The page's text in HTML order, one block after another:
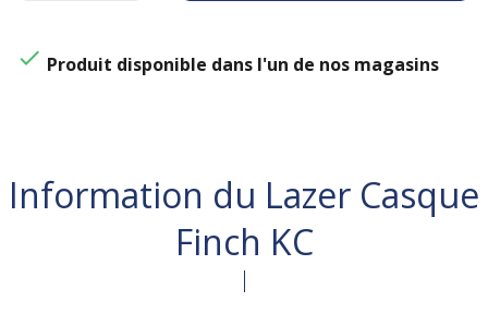
 Produit disponible dans l'un de nos magasins
Information du Lazer Casque
Finch KC